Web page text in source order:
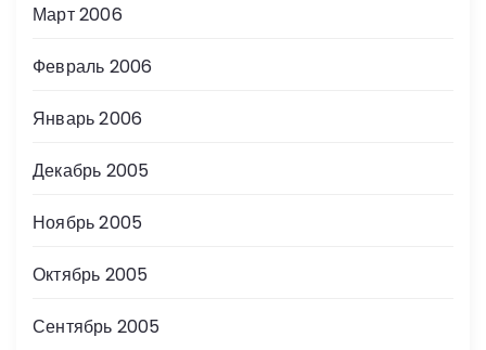
Март 2006
Февраль 2006
Январь 2006
Декабрь 2005
Ноябрь 2005
Октябрь 2005
Сентябрь 2005